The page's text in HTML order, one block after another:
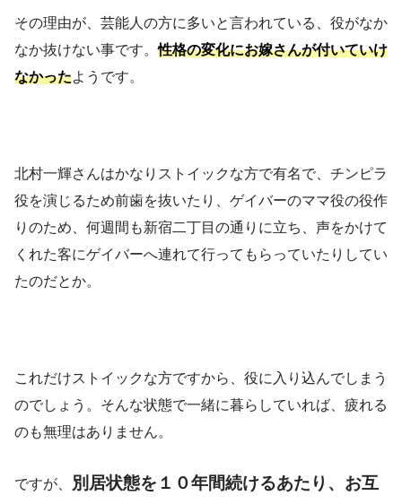
その理由が、芸能人の方に多いと言われている、役がなか
なか抜けない事です。性格の変化にお嫁さんが付いていけ
なかったようです。
北村一輝さんはかなりストイックな方で有名で、チンピラ
役を演じるため前歯を抜いたり、ゲイバーのママ役の役作
りのため、何週間も新宿二丁目の通りに立ち、声をかけて
くれた客にゲイバーへ連れて行ってもらっていたりしてい
たのだとか。
これだけストイックな方ですから、役に入り込んでしまう
のでしょう。そんな状態で一緒に暮らしていれば、疲れる
のも無理はありません。
ですが、 別居状態を１０年間続けるあたり、お互